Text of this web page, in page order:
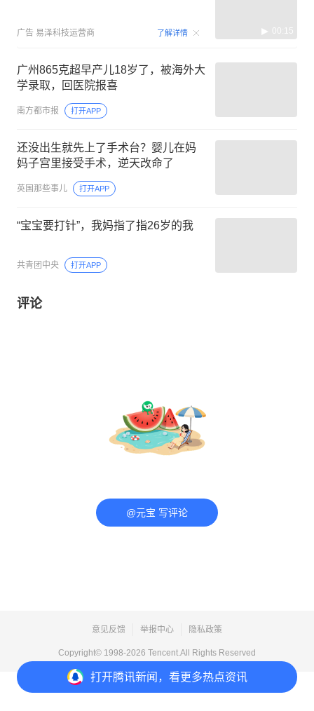
打开腾讯新闻，看更多热点资讯
广告 易泽科技运营商 了解详情 00:15
广州865克超早产儿18岁了，被海外大
学录取，回医院报喜
南方都市报 打开APP
还没出生就先上了手术台？婴儿在妈
妈子宫里接受手术，逆天改命了
英国那些事儿 打开APP
“宝宝要打针”，我妈指了指26岁的我
共青团中央 打开APP
评论
@元宝 写评论
意见反馈 举报中心 隐私政策
Copyright© 1998-2026 Tencent.All Rights Reserved